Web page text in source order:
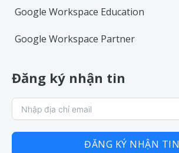
Google Workspace Education
Google Workspace Partner
Đăng ký nhận tin
ĐĂNG KÝ NHẬN TIN